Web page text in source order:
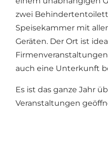
zwei
Speisekammer mit
Geräten. Der Ort ist
auch eine Unterkunft
Es ist das ganze Jahr
Veranstaltungen